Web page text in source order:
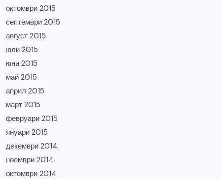
октомври 2015
септември 2015
август 2015
юли 2015
юни 2015
май 2015
април 2015
март 2015
февруари 2015
януари 2015
декември 2014
ноември 2014
октомври 2014